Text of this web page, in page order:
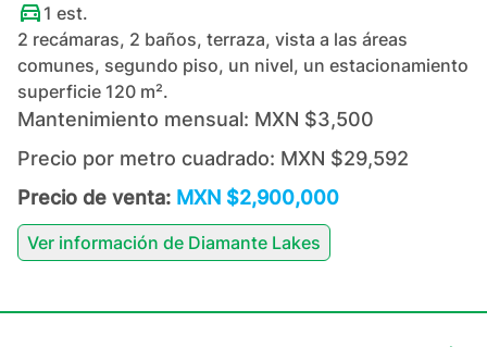
1 est.
2 recámaras, 2 baños, terraza, vista a las áreas
comunes, segundo piso, un nivel, un estacionamiento
superficie 120 m².
Mantenimiento mensual: MXN $3,500
Precio por metro cuadrado: MXN $29,592
Precio de venta: MXN $2,900,000
Ver información de Diamante Lakes